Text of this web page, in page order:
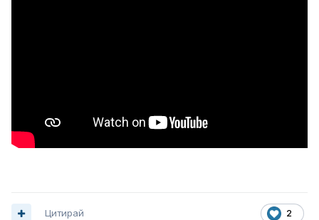
2
Цитирай